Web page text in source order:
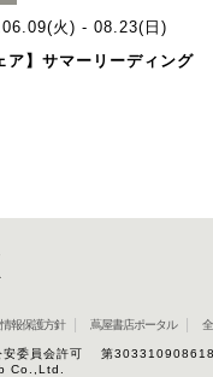
火) - 08.23(日)
ア】サマーリーディング
報保護方針 蔦屋書店ポータル
安委員会許可 第
Co.,Ltd.